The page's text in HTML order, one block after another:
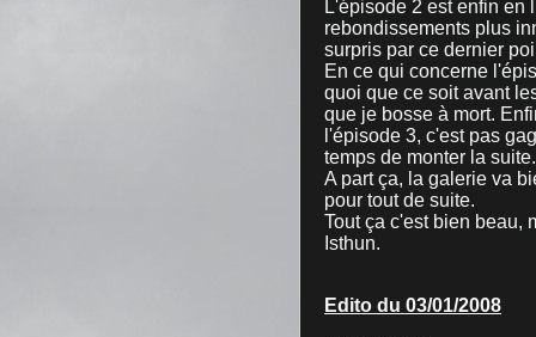
L'épisode 2 est enfin en
rebondissements plus
surpris par ce dernier
En ce qui concerne
quoi que ce soit avant
que je bosse à mort.
l'épisode 3, c'est pas
temps de monter la
A part ça, la galerie va
pour tout de suite.
Tout ça c'est bien beau,
Isthun.
Edito du 03/01/2008